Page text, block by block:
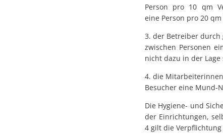
Person pro 10 qm
eine Person pro 20
3. der Betreiber
zwischen Personen
nicht dazu in der
4. die
Besucher eine Mund-
Die Hygiene- und
der Einrichtungen,
4 gilt die